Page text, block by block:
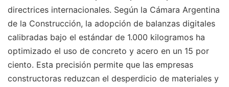
directrices internacionales. Según la Cámara Argentina
de la Construcción, la adopción de balanzas digitales
calibradas bajo el estándar de 1.000 kilogramos ha
optimizado el uso de concreto y acero en un 15 por
ciento. Esta precisión permite que las empresas
constructoras reduzcan el desperdicio de materiales y